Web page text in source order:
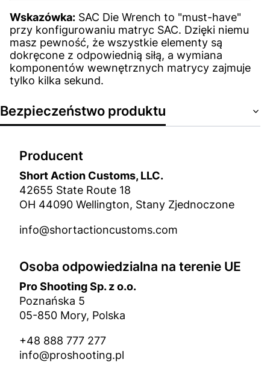
Wskazówka: SAC Die Wrench to "must-have"
przy konfigurowaniu matryc SAC. Dzięki niemu
masz pewność, że wszystkie elementy są
dokręcone z odpowiednią siłą, a wymiana
komponentów wewnętrznych matrycy zajmuje
tylko kilka sekund.
Bezpieczeństwo produktu
Producent
Short Action Customs, LLC.
42655 State Route 18
OH 44090 Wellington, Stany Zjednoczone
info@shortactioncustoms.com
Osoba odpowiedzialna na terenie UE
Pro Shooting Sp. z o.o.
Poznańska 5
05-850 Mory, Polska
+48 888 777 277
info@proshooting.pl